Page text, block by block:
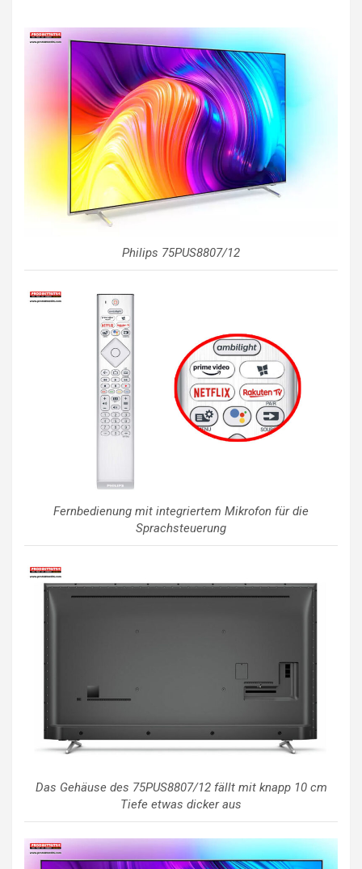
Philips 75PUS8807/12
Fernbedienung mit integriertem Mikrofon für die
Sprachsteuerung
Das Gehäuse des 75PUS8807/12 fällt mit knapp 10 cm
Tiefe etwas dicker aus